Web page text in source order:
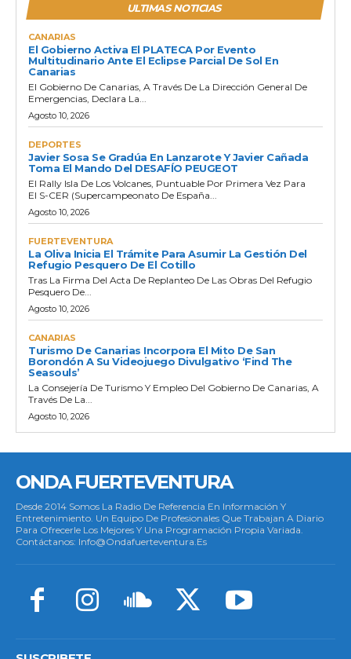
ULTIMAS NOTICIAS
CANARIAS
El Gobierno Activa El PLATECA Por Evento
Multitudinario Ante El Eclipse Parcial De Sol En
Canarias
El Gobierno De Canarias, A Través De La Dirección General De
Emergencias, Declara La...
Agosto 10, 2026
DEPORTES
Javier Sosa Se Gradúa En Lanzarote Y Javier Cañada
Toma El Mando Del DESAFÍO PEUGEOT
El Rally Isla De Los Volcanes, Puntuable Por Primera Vez Para
El S-CER (Supercampeonato De España...
Agosto 10, 2026
FUERTEVENTURA
La Oliva Inicia El Trámite Para Asumir La Gestión Del
Refugio Pesquero De El Cotillo
Tras La Firma Del Acta De Replanteo De Las Obras Del Refugio
Pesquero De...
Agosto 10, 2026
CANARIAS
Turismo De Canarias Incorpora El Mito De San
Borondón A Su Videojuego Divulgativo ‘Find The
Seasouls’
La Consejería De Turismo Y Empleo Del Gobierno De Canarias, A
Través De La...
Agosto 10, 2026
ONDA FUERTEVENTURA
Desde 2014 Somos La Radio De Referencia En Información Y
Entretenimiento. Un Equipo De Profesionales Que Trabajan A Diario
Para Ofrecerle Los Mejores Y Una Programación Propia Variada.
Contáctanos: Info@ondafuerteventura.es